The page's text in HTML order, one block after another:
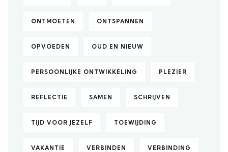
ONTMOETEN ONTSPANNEN
OPVOEDEN OUD EN NIEUW
PERSOONLIJKE ONTWIKKELING PLEZIER
REFLECTIE SAMEN SCHRIJVEN
TIJD VOOR JEZELF TOEWIJDING
VAKANTIE VERBINDEN VERBINDING